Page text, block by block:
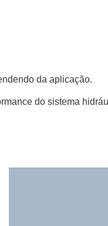
da aplicação.
do sistema